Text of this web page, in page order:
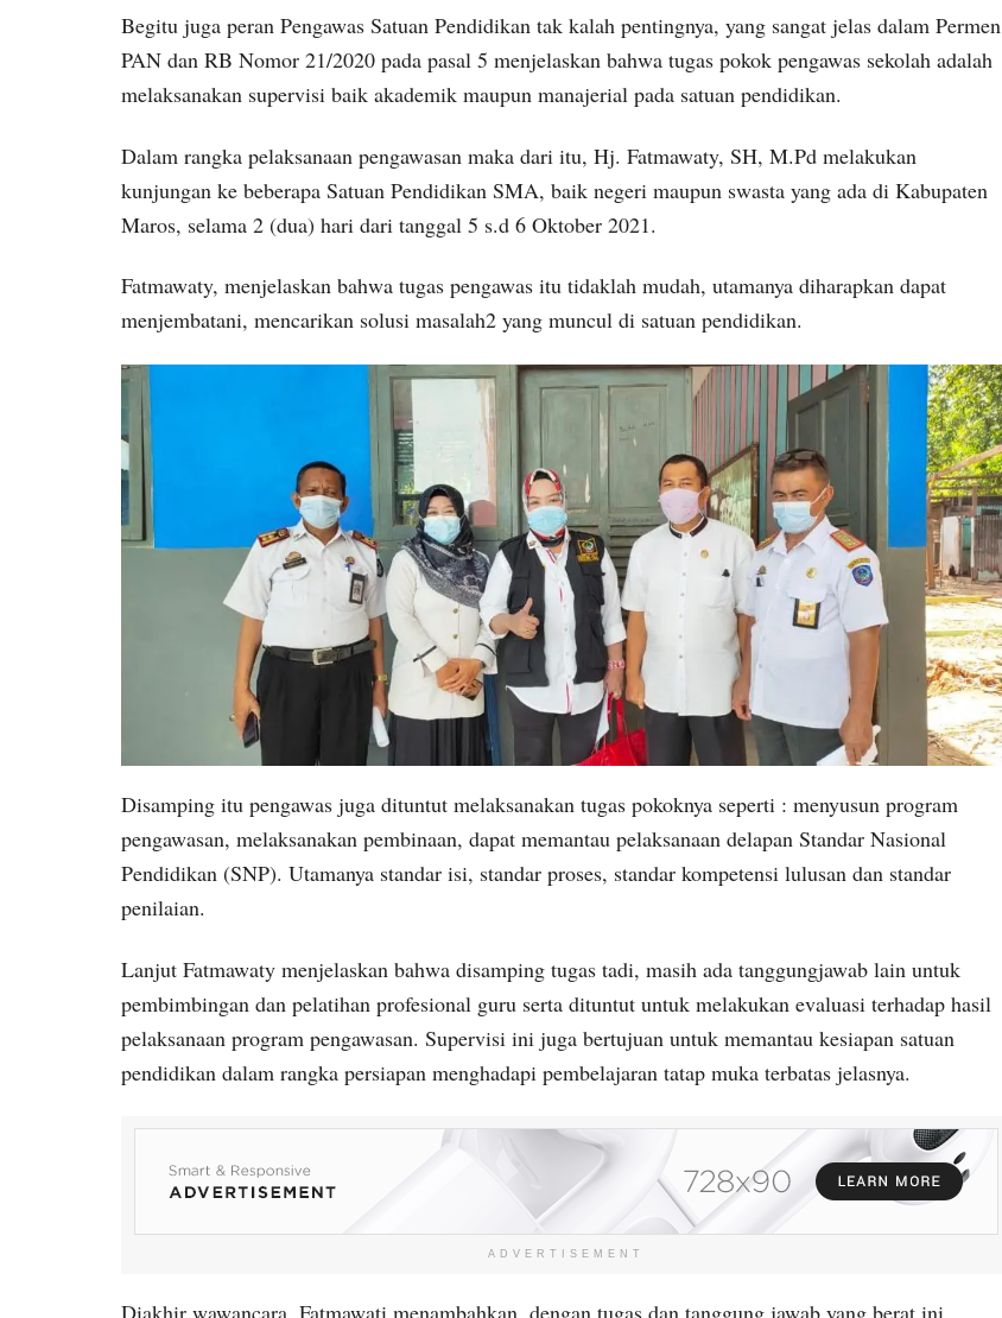
Begitu juga peran Pengawas Satuan Pendidikan tak kalah pentingnya, yang sangat jelas dalam Permen
PAN dan RB Nomor 21/2020 pada pasal 5 menjelaskan bahwa tugas pokok pengawas sekolah adalah
melaksanakan supervisi baik akademik maupun manajerial pada satuan pendidikan.
Dalam rangka pelaksanaan pengawasan maka dari itu, Hj. Fatmawaty, SH, M.Pd melakukan
kunjungan ke beberapa Satuan Pendidikan SMA, baik negeri maupun swasta yang ada di Kabupaten
Maros, selama 2 (dua) hari dari tanggal 5 s.d 6 Oktober 2021.
Fatmawaty, menjelaskan bahwa tugas pengawas itu tidaklah mudah, utamanya diharapkan dapat
menjembatani, mencarikan solusi masalah2 yang muncul di satuan pendidikan.
Disamping itu pengawas juga dituntut melaksanakan tugas pokoknya seperti : menyusun program
pengawasan, melaksanakan pembinaan, dapat memantau pelaksanaan delapan Standar Nasional
Pendidikan (SNP). Utamanya standar isi, standar proses, standar kompetensi lulusan dan standar
penilaian.
Lanjut Fatmawaty menjelaskan bahwa disamping tugas tadi, masih ada tanggungjawab lain untuk
pembimbingan dan pelatihan profesional guru serta dituntut untuk melakukan evaluasi terhadap hasil
pelaksanaan program pengawasan. Supervisi ini juga bertujuan untuk memantau kesiapan satuan
pendidikan dalam rangka persiapan menghadapi pembelajaran tatap muka terbatas jelasnya.
ADVERTISEMENT
Diakhir wawancara, Fatmawati menambahkan, dengan tugas dan tanggung jawab yang berat ini,